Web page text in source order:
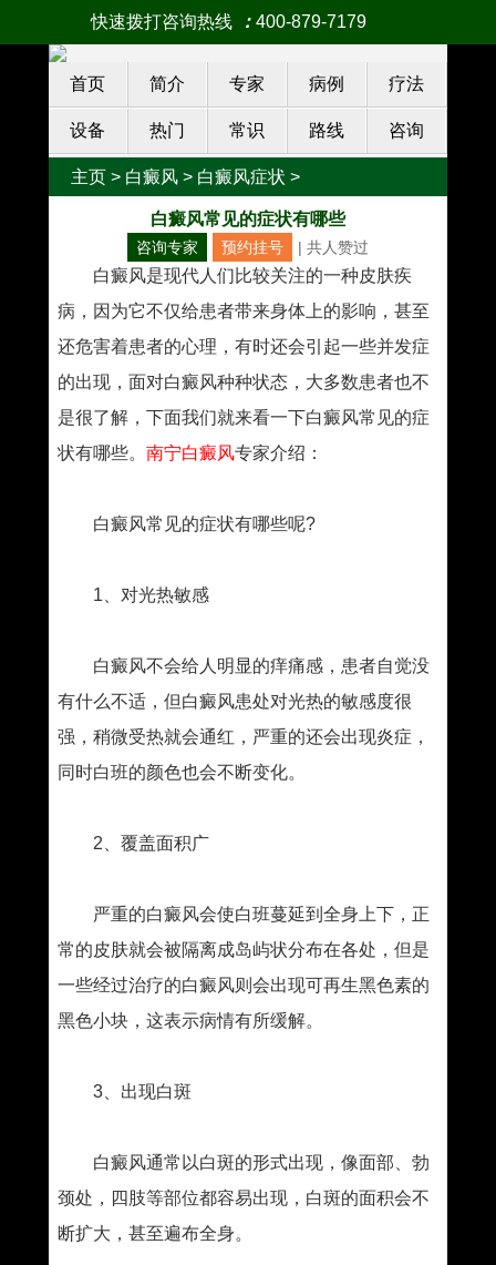
快速拨打咨询热线 ： 400-879-7179
首页 简介 专家 病例 疗法
设备 热门 常识 路线 咨询
主页 > 白癜风 > 白癜风症状 >
白癜风常见的症状有哪些
咨询专家 预约挂号 | 共人赞过
白癜风是现代人们比较关注的一种皮肤疾
病，因为它不仅给患者带来身体上的影响，甚至
还危害着患者的心理，有时还会引起一些并发症
的出现，面对白癜风种种状态，大多数患者也不
是很了解，下面我们就来看一下白癜风常见的症
状有哪些。 南宁白癜风专家介绍：
白癜风常见的症状有哪些呢?
1、对光热敏感
白癜风不会给人明显的痒痛感，患者自觉没
有什么不适，但白癜风患处对光热的敏感度很
强，稍微受热就会通红，严重的还会出现炎症，
同时白班的颜色也会不断变化。
2、覆盖面积广
严重的白癜风会使白班蔓延到全身上下，正
常的皮肤就会被隔离成岛屿状分布在各处，但是
一些经过治疗的白癜风则会出现可再生黑色素的
黑色小块，这表示病情有所缓解。
3、出现白斑
白癜风通常以白斑的形式出现，像面部、勃
颈处，四肢等部位都容易出现，白斑的面积会不
断扩大，甚至遍布全身。